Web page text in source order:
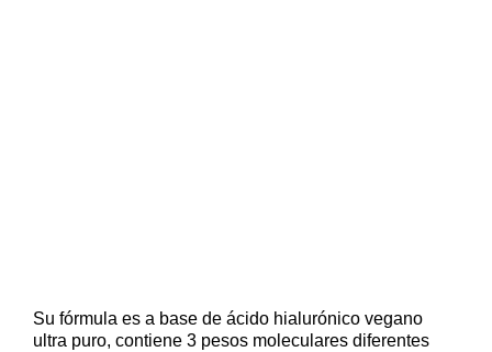
Su fórmula es a base de ácido hialurónico vegano
ultra puro, contiene 3 pesos moleculares diferentes